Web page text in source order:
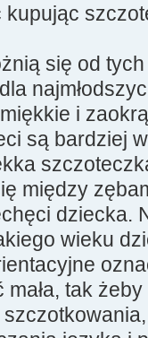
się od
i
są bardziej
między
dziecka.
wieku
tak